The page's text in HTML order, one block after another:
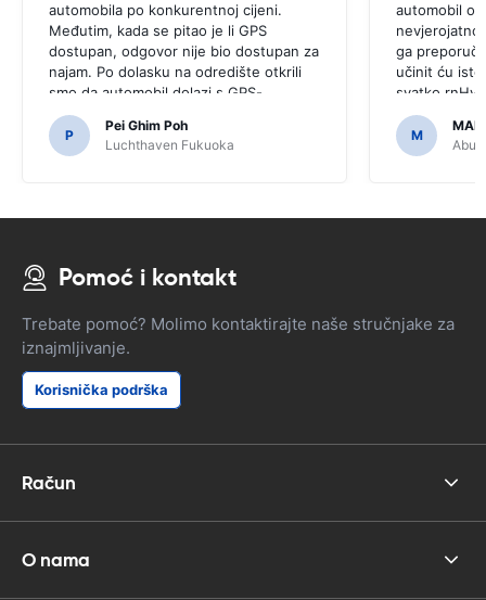
automobila po konkurentnoj cijeni.
Međutim, kada se pitao je li GPS
dostupan, odgovor nije bio dostupan za
najam. Po dolasku na odredište otkrili
smo da automobil dolazi s GPS-
om.rnrnBilo bi strašno da smo odlučili
kupiti GPS jer je bilo potrebno za
kretanje japanskim cestama.
P
Pei Ghim Poh
Luchthaven Fukuoka
automobil
ga
učinit ću isto
M
Abu
Pomoć i kontakt
Trebate pomoć? Molimo kontaktirajte naše stručnjake za
iznajmljivanje.
Korisnička podrška
Račun
O nama